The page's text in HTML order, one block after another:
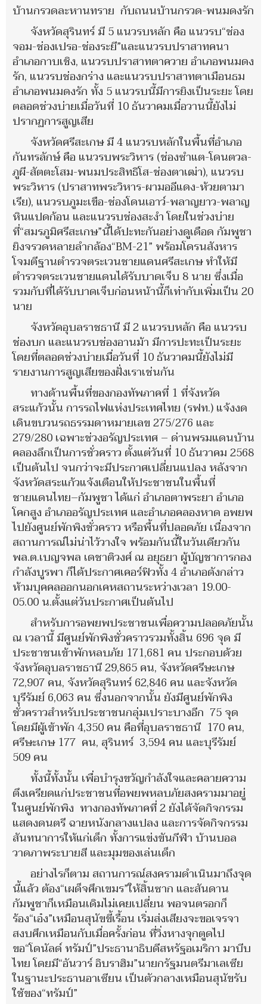
บ้านกรวดละหานทราย กับถนนบ้านกรวด-พนมดงรัก
จังหวัดสุรินทร์ มี 5 แนวรบหลัก คือ แนวรบ“ช่อง
จอม-ช่องเปรอ-ช่องระยี”และแนวรบปราสาทคนา
อำเภอกาบเชิง, แนวรบปราสาทตาควาย อำเภอพนมดง
รัก, แนวรบช่องกร่าง และแนวรบปราสาทตาเมือนธม
อำเภอพนมดงรัก ทั้ง 5 แนวรบนี้มีการยิงเป็นระยะ โดย
ตลอดช่วงบ่ายเมื่อวันที่ 10 ธันวาคมเมื่อวานนี้ยังไม่
ปรากฏการสูญเสีย
จังหวัดศรีสะเกษ มี 4 แนวรบหลักในพื้นที่อำเภอ
กันทรลักษ์ คือ แนวรบพระวิหาร (ช่องซำแต-โดนตวล-
ภูผี-สัตตะโสม-พนมประสิทธิโส-ช่องตาเฒ่า), แนวรบ
พระวิหาร (ปราสาทพระวิหาร-ผามออีแดง-ห้วยตามา
เรีย), แนวรบภูมะเขือ-ช่องโดนเอาว์-พลาญยาว-พลาญ
หินแปดก้อน และแนวรบช่องสะงำ โดยในช่วงบ่าย
ที่“สมรภูมิศรีสะเกษ”นี้ได้ปะทะกันอย่างดูเดือด กัมพูชา
ยิงจรวดหลายลำกล้อง“BM-21” พร้อมโดรนสังหาร
โจมตีฐานตำรวจตระเวนชายแดนศรีสะเกษ ทำให้มี
ตำรวจตระเวนชายแดนได้รับบาดเจ็บ 8 นาย ซึ่งเมื่อ
รวมกับที่ได้รับบาดเจ็บก่อนหน้านี้ก็เท่ากับเพิ่มเป็น 20
นาย
จังหวัดอุบลราชธานี มี 2 แนวรบหลัก คือ แนวรบ
ช่องบก และแนวรบช่องอานม้า มีการปะทะเป็นระยะ
โดยที่ตลอดช่วงบ่ายเมื่อวันที่ 10 ธันวาคมนี้ยังไม่มี
รายงานการสูญเสียของฝั่งเราเช่นกัน
ทางด้านพื้นที่ของกองทัพภาคที่ 1 ที่จังหวัด
สระแก้วนั้น การรถไฟแห่งประเทศไทย (รฟท.) แจ้งงด
เดินขบวนรถธรรมดาหมายเลข 275/276 และ
279/280 เฉพาะช่วงอรัญประเทศ – ด่านพรมแดนบ้าน
คลองลึกเป็นการชั่วคราว ตั้งแต่วันที่ 10 ธันวาคม 2568
เป็นต้นไป จนกว่าจะมีประกาศเปลี่ยนแปลง หลังจาก
จังหวัดสระแก้วแจ้งเตือนให้ประชาชนในพื้นที่
ชายแดนไทย–กัมพูชา ได้แก่ อำเภอตาพระยา อำเภอ
โคกสูง อำเภออรัญประเทศ และอำเภอคลองหาด อพยพ
ไปยังศูนย์พักพิงชั่วคราว หรือพื้นที่ปลอดภัย เนื่องจาก
สถานการณ์ไม่น่าไว้วางใจ พร้อมกันนี้ในวันเดียวกัน
พล.ต.เบญจพล เดชาติวงศ์ ณ อยุธยา ผู้บัญชาการกอง
กำลังบูรพา ก็ได้ประกาศเคอร์ฟิวทั้ง 4 อำเภอดังกล่าว
ห้ามบุคคลออกนอกเคหสถานระหว่างเวลา 19.00-
05.00 น.ตั้งแต่วันประกาศเป็นต้นไป
สำหรับการอพยพประชาชนเพื่อความปลอดภัยนั้น
ณ เวลานี้ มีศูนย์พักพิงชั่วคราวรวมทั้งสิ้น 696 จุด มี
ประชาชนเข้าพักหลบภัย 171,681 คน ประกอบด้วย
จังหวัดอุบลราชธานี 29,865 คน, จังหวัดศรีษะเกษ
72,907 คน, จังหวัดสุรินทร์ 62,846 คน และจังหวัด
บุรีรัมย์ 6,063 คน ซึ่งนอกจากนั้น ยังมีศูนย์พักพิง
ชั่วคราวสำหรับประชาชนกลุ่มเปราะบางอีก 75 จุด
โดยมีผู้เข้าพัก 4,350 คน คือที่อุบลราชธานี 170 คน,
ศรีษะเกษ 177 คน, สุรินทร์ 3,594 คน และบุรีรัมย์
509 คน
ทั้งนี้ทั้งนั้น เพื่อบำรุงขวัญกำลังใจและคลายความ
ตึงเครียดแก่ประชาชนที่อพยพหลบภัยสงครามมาอยู่
ในศูนย์พักพิง ทางกองทัพภาคที่ 2 ยังได้จัดกิจกรรม
แสดงดนตรี ฉายหนังกลางแปลง และการจัดกิจกรรม
สันทนาการให้แก่เด็ก ทั้งการแข่งขันกีฬา บ้านบอล
วาดภาพระบายสี และมุมของเล่นเด็ก
อย่างไรก็ตาม สถานการณ์สงครามดำเนินมาถึงจุด
นี้แล้ว ต้อง“เผด็จศึกเขมร”ให้สิ้นซาก และสันดาน
กัมพูชาก็เหมือนเดิมไม่เคยเปลี่ยน พอจนตรอกก็
ร้อง“เอ๋ง”เหมือนสุนัขขี้เรื้อน เริ่มส่งเสียงจะขอเจรจา
สงบศึกเหมือนกับเมื่อครั้งก่อน ที่วิ่งหางจุกตูดไป
ขอ“โดนัลด์ ทรัมป์”ประธานาธิบดีสหรัฐอเมริกา มาบีบ
ไทย โดยมี“อันวาร์ อิบราฮิม”นายกรัฐมนตรีมาเลเซีย
ในฐานะประธานอาเซียน เป็นตัวกลางเหมือนสุนัขรับ
ใช้ของ“ทรัมป์”